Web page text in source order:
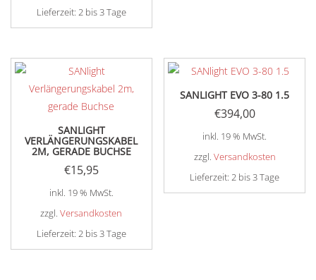
Lieferzeit: 2 bis 3 Tage
SANLIGHT
VERLÄNGERUNGSKABEL
2M, GERADE BUCHSE
€15,95
inkl. 19 % MwSt.
zzgl.Versandkosten
Lieferzeit: 2 bis 3 Tage
SANLIGHT EVO 3-80 1.5
€394,00
inkl. 19 % MwSt.
zzgl. Versandkosten
Lieferzeit:2 bis 3 Tage